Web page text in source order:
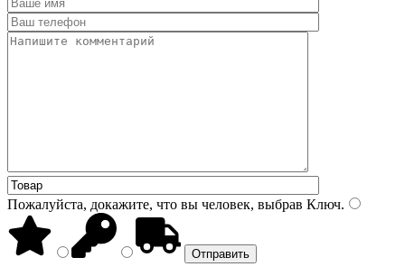
Пожалуйста, докажите, что вы человек, выбрав Ключ.